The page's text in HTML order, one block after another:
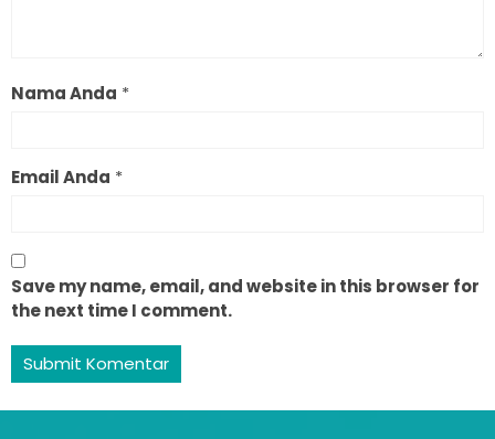
Nama Anda *
Email Anda *
Save my name, email, and website in this browser for
the next time I comment.